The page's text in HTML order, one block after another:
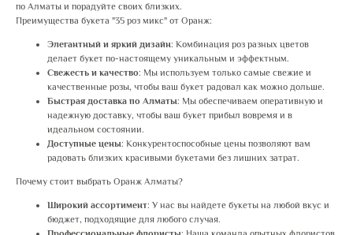
по Алматы и порадуйте своих близких.
Преимущества букета "35 роз микс" от Оранж:
Элегантный и яркий дизайн: Комбинация роз разных цветов
делает букет по-настоящему уникальным и эффектным.
Свежесть и качество: Мы используем только самые свежие и
качественные розы, чтобы ваш букет радовал как можно дольше.
Быстрая доставка по Алматы: Мы обеспечиваем оперативную и
надежную доставку, чтобы ваш букет прибыл вовремя и в
идеальном состоянии.
Доступные цены: Конкурентоспособные цены позволяют вам
радовать близких красивыми букетами без лишних затрат.
Почему стоит выбрать Оранж Алматы?
Широкий ассортимент: У нас вы найдете букеты на любой вкус и
бюджет, подходящие для любого случая.